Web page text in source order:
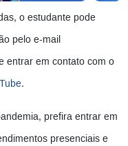
o estudante pode
pelo e-mail
entrar em contato com o
.
prefira entrar em
presenciais e